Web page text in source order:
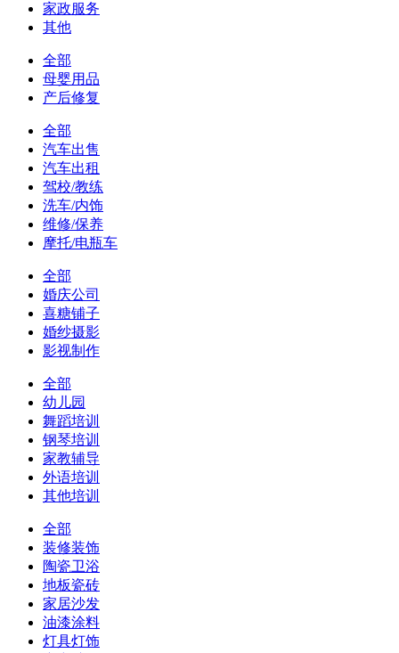
家政服务
其他
全部
母婴用品
产后修复
全部
汽车出售
汽车出租
驾校/教练
洗车/内饰
维修/保养
摩托/电瓶车
全部
婚庆公司
喜糖铺子
婚纱摄影
影视制作
全部
幼儿园
舞蹈培训
钢琴培训
家教辅导
外语培训
其他培训
全部
装修装饰
陶瓷卫浴
地板瓷砖
家居沙发
油漆涂料
灯具灯饰